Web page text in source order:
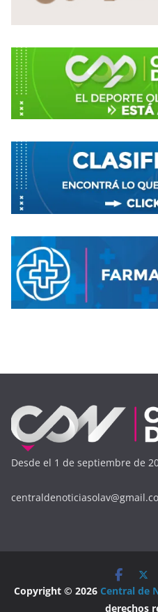
Desde el 1 de septiembre de
Copyright © 2026 Central de
derechos